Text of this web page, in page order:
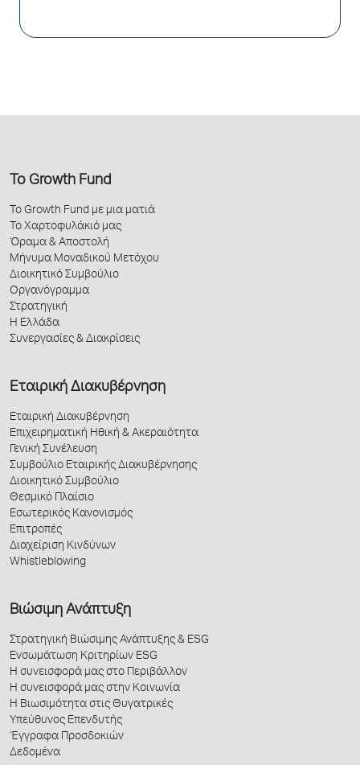
Το Growth Fund
Το Growth Fund με μια ματιά
Το Χαρτοφυλάκιό μας
Όραμα & Αποστολή
Μήνυμα Μοναδικού Μετόχου
Διοικητικό Συμβούλιο
Οργανόγραμμα
Στρατηγική
Η Ελλάδα
Συνεργασίες & Διακρίσεις
Εταιρική Διακυβέρνηση
Εταιρική Διακυβέρνηση
Επιχειρηματική Ηθική & Ακεραιότητα
Γενική Συνέλευση
Συμβούλιο Εταιρικής Διακυβέρνησης
Διοικητικό Συμβούλιο
Θεσμικό Πλαίσιο
Εσωτερικός Κανονισμός
Επιτροπές
Διαχείριση Κινδύνων
Whistleblowing
Βιώσιμη Ανάπτυξη
Στρατηγική Βιώσιμης Ανάπτυξης & ESG
Ενσωμάτωση Κριτηρίων ESG
Η συνεισφορά μας στο Περιβάλλον
Η συνεισφορά μας στην Κοινωνία
Η Βιωσιμότητα στις Θυγατρικές
Υπεύθυνος Επενδυτής
Έγγραφα Προσδοκιών
Δεδομένα